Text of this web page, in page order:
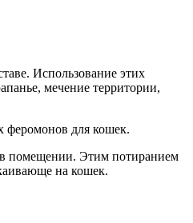
Использование этих
мечение территории,
феромонов для кошек.
в помещении. Этим потиранием
на кошек.